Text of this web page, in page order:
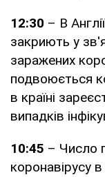
12:30 – В
закриють у
заражених
подвоюється
в країні
випадків
10:45 – Число
коронавірусу